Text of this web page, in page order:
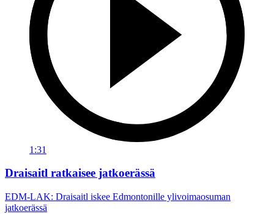
1:31
Draisaitl ratkaisee jatkoerässä
EDM-LAK: Draisaitl iskee Edmontonille ylivoimaosuman
jatkoerässä